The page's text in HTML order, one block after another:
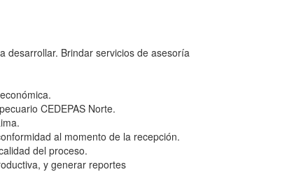
desarrollar. Brindar servicios de asesoría
CEDEPAS Norte.
al momento de la recepción.
del proceso.
y generar reportes